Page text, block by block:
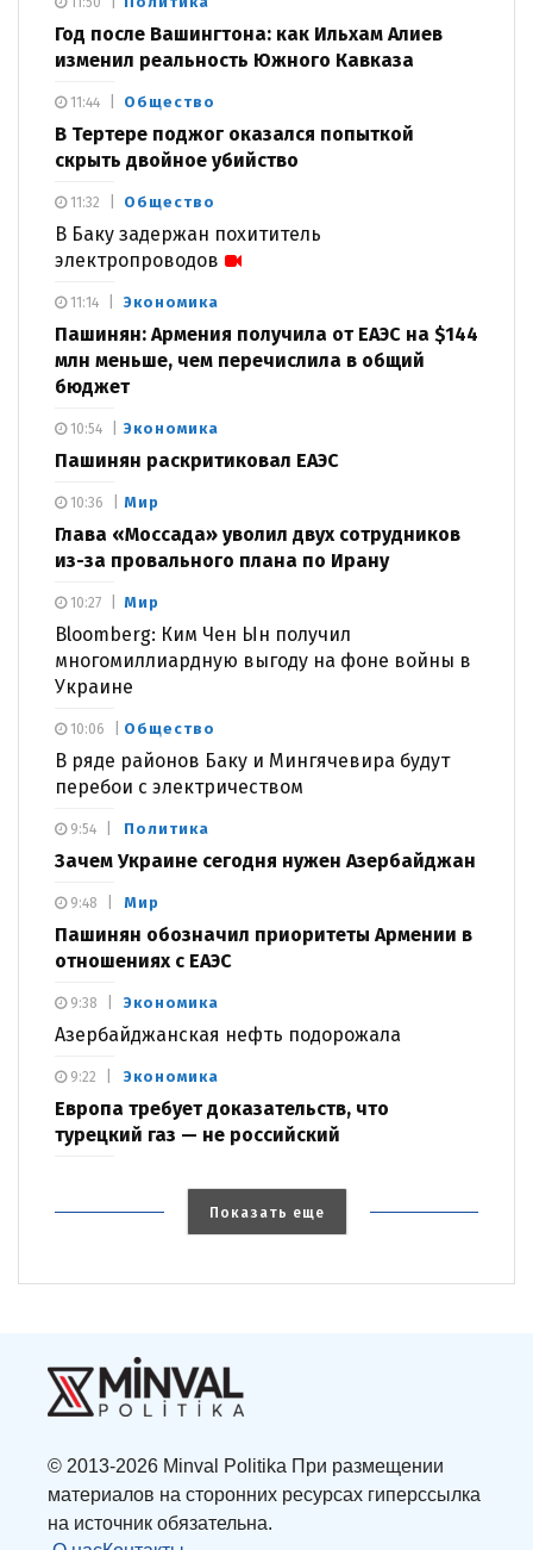
Год после Вашингтона: как Ильхам Алиев
изменил реальность Южного Кавказа
Общество
В Тертере поджог оказался попыткой
скрыть двойное убийство
11:44
Общество
В Баку задержан похититель
электропроводов
11:32
Экономика
Пашинян: Армения получила от ЕАЭС на $144
млн меньше, чем перечислила в общий
бюджет
11:14
Экономика
Пашинян раскритиковал ЕАЭС
10:54
Мир
Глава «Моссада» уволил двух сотрудников
из-за провального плана по Ирану
10:36
Мир
Bloomberg: Ким Чен Ын получил
многомиллиардную выгоду на фоне войны в
Украине
10:27
Общество
В ряде районов Баку и Мингячевира будут
перебои с электричеством
10:06
Политика
Зачем Украине сегодня нужен Азербайджан
9:54
Мир
Пашинян обозначил приоритеты Армении в
отношениях с ЕАЭС
9:48
Экономика
Азербайджанская нефть подорожала
9:38
Экономика
Европа требует доказательств, что
турецкий газ — не российский
9:22
Показать еще
© 2013-2026 Minval Politika При размещении
материалов на сторонних ресурсах гиперссылка
на источник обязательна.